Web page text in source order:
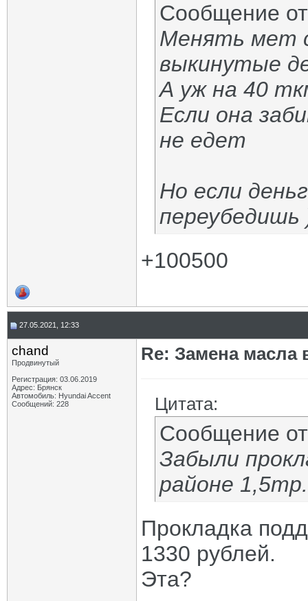
Сообщение
Менять мет
выкинутые
А уж на 40
Если она
не едет
Но если
переубедишь
+100500
27.05.2021, 12:33
chand
Продвинутый
Регистрация: 03.06.2019
Адрес: Брянск
Автомобиль: Hyundai Accent
Сообщений: 228
Re: Замена масла
Цитата:
Сообщение
Забыли
районе 1,5тр.
Прокладка
1330 рублей.
Эта?